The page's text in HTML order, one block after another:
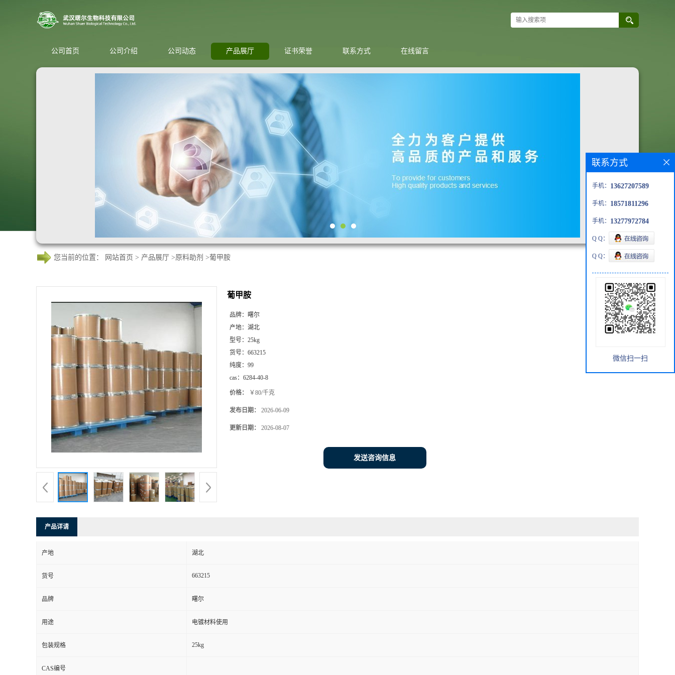
公司首页 公司介绍 公司动态 产品展厅 证书荣誉 联系方式 在线留言
您当前的位置： 网站首页 > 产品展厅 >原料助剂 >葡甲胺
葡甲胺
品牌： 曙尔
产地： 湖北
型号： 25kg
货号： 663215
纯度： 99
cas： 6284-40-8
价格： ￥80/千克
发布日期： 2026-06-09
更新日期： 2026-08-07
发送咨询信息
产品详请
产地 湖北
货号 663215
品牌 曙尔
用途 电镀材料使用
包装规格 25kg
CAS编号
联系方式
手机： 13627207589
手机： 18571811296
手机： 13277972784
Q Q：
Q Q：
微信扫一扫